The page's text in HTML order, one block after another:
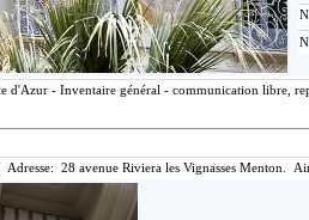
d'Azur - Inventaire général - communication libre,
28 avenue Riviera les Vignasses Menton.